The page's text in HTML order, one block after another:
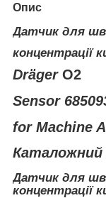
Опис
Датчик для
концентрації
DrägerO2
Sensor
for Machine
Каталожний
Датчик для
концентрації